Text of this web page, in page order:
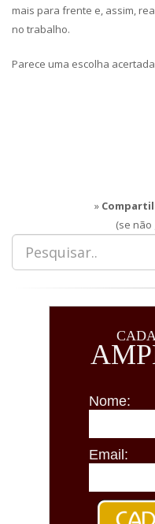
mais para frente e, assim,
no trabalho.
Parece uma escolha
»
(se não
Nome:
Email: